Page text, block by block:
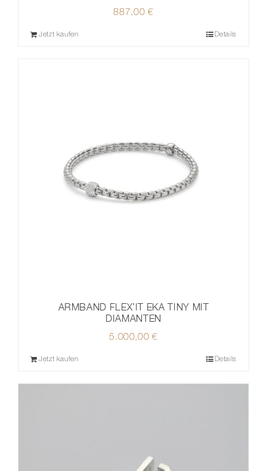
887,00 €
Jetzt kaufen Details
ARMBAND FLEX’IT EKA TINY MIT
DIAMANTEN
5.000,00€
Jetzt kaufen Details